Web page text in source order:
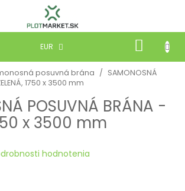
EUR
KOŠÍK
posuvná brána / SAMONOSNÁ
1750 x 3500 mm
POSUVNÁ BRÁNA -
x 3500 mm
hodnotenia